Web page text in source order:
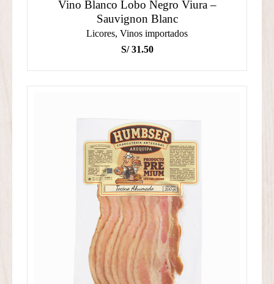
Vino Blanco Lobo Negro Viura –
Sauvignon Blanc
Licores, Vinos importados
S/31.50